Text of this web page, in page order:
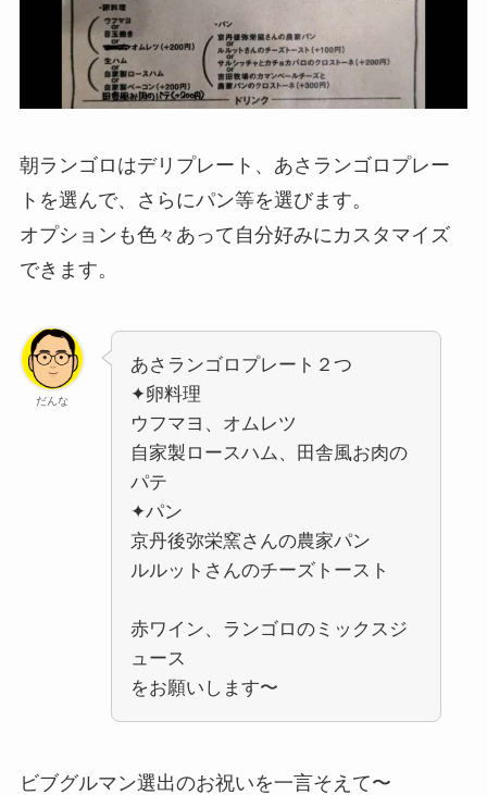
朝ランゴロはデリプレート、あさランゴロプレー
トを選んで、さらにパン等を選びます。
オプションも色々あって自分好みにカスタマイズ
できます。
だんな
あさランゴロプレート２つ
✦卵料理
ウフマヨ、オムレツ
自家製ロースハム、田舎風お肉の
パテ
✦パン
京丹後弥栄窯さんの農家パン
ルルットさんのチーズトースト
赤ワイン、ランゴロのミックスジ
ュース
をお願いします〜
ビブグルマン選出のお祝いを一言そえて〜